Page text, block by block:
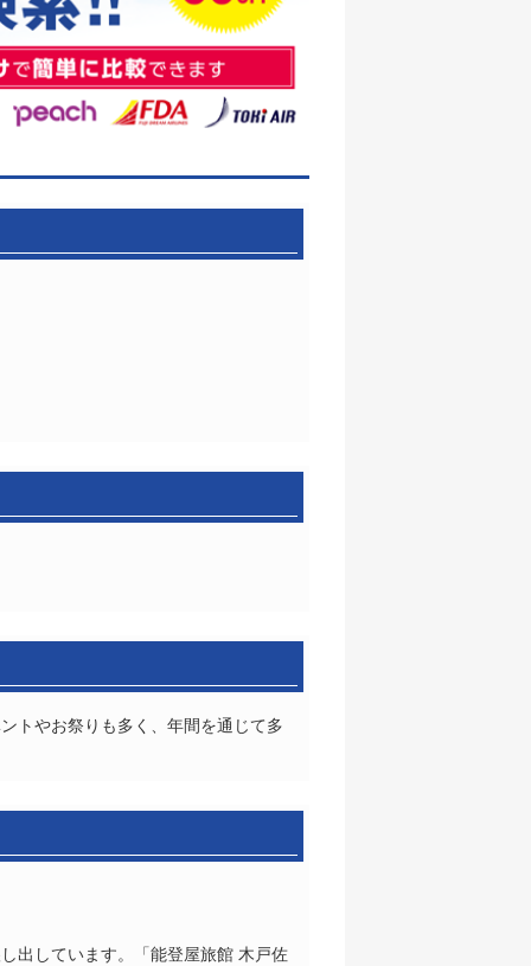
トやお祭りも多く、年間を通じて多
出しています。「能登屋旅館 木戸佐